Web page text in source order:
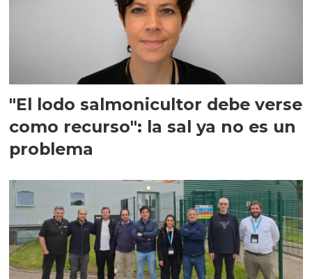
"El lodo salmonicultor debe verse
como recurso": la sal ya no es un
problema